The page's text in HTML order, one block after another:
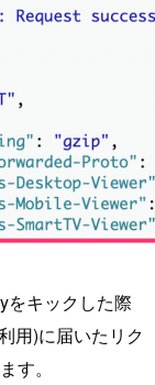
をキックした際
用)に届いたリク
す。